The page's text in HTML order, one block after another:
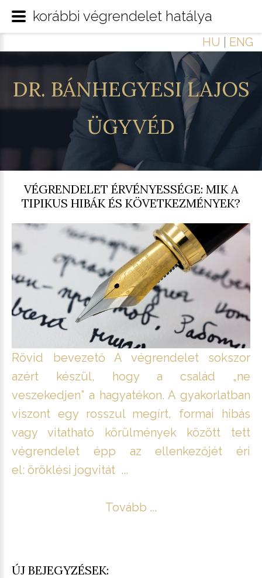
HU ENG
DR. BÁNHEGYESI LAJOS
ÜGYVÉD
VÉGRENDELET ÉRVÉNYESSÉGE: MIK A
TIPIKUS HIBÁK ÉS KÖVETKEZMÉNYEK?
Rövid bevezető A végrendelet sokszor
azért készül, hogy a család „ne
veszekedjen” a hagyatékon. A gyakorlatban
viszont egy rosszul megírt, formai hibás
vagy vitatható körülmények között tett
végrendelet épp az ellenkezőjét éri
el: öröklési jogvitát ...
Tovább ...
ÚJ BEJEGYZÉSEK:
korábbi végrendelet hatálya